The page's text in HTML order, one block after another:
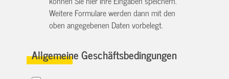
Weitere Formulare werden dann mit den
oben angegebenen Daten vorbelegt.
Allgemeine Geschäftsbedingungen